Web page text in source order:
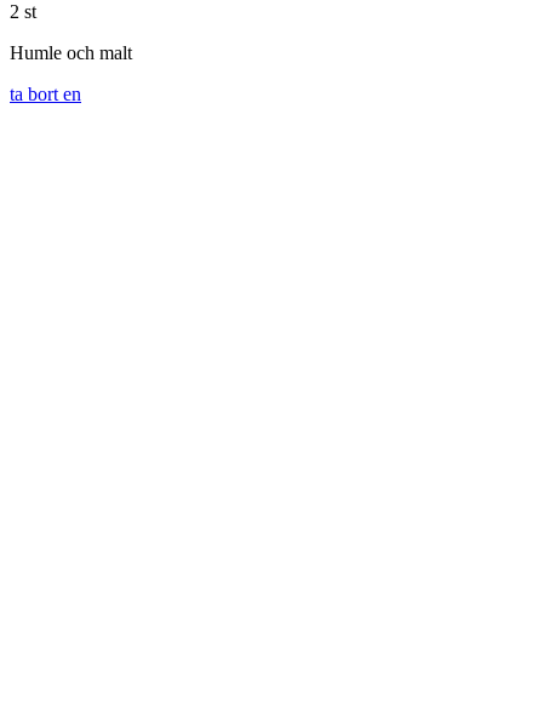
2 st
Humle och malt
ta bort en